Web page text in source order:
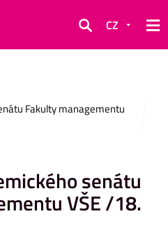
Hledat
CZ
Fakulty managementu
senátu
VŠE /18.